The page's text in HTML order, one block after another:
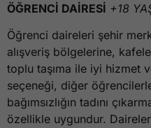
ÖĞRENCİ DAİRESİ +18
Öğrenci daireleri şehir
alışveriş bölgelerine,
toplu taşıma ile iyi hizmet
seçeneği, diğer
bağımsızlığın tadını
özellikle uygundur.